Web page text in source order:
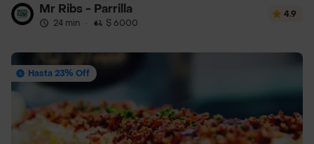
Mr Ribs - Parrilla
24 min · $ 6000
4.9
Hasta 23% Off